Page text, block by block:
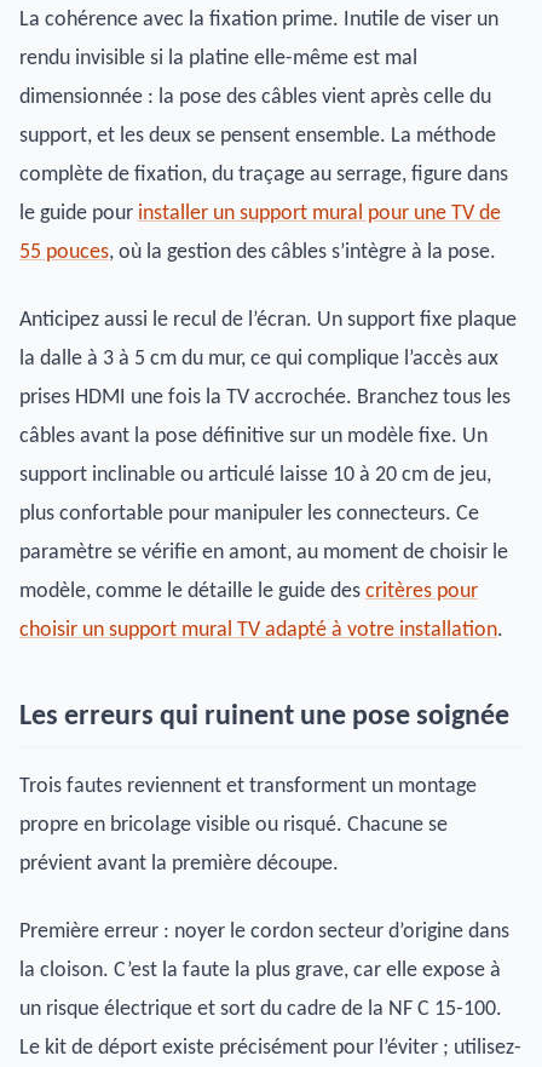
La cohérence avec la fixation prime. Inutile de viser un
rendu invisible si la platine elle-même est mal
dimensionnée : la pose des câbles vient après celle du
support, et les deux se pensent ensemble. La méthode
complète de fixation, du traçage au serrage, figure dans
le guide pour installer un support mural pour une TV de
55 pouces, où la gestion des câbles s’intègre à la pose.
Anticipez aussi le recul de l’écran. Un support fixe plaque
la dalle à 3 à 5 cm du mur, ce qui complique l’accès aux
prises HDMI une fois la TV accrochée. Branchez tous les
câbles avant la pose définitive sur un modèle fixe. Un
support inclinable ou articulé laisse 10 à 20 cm de jeu,
plus confortable pour manipuler les connecteurs. Ce
paramètre se vérifie en amont, au moment de choisir le
modèle, comme le détaille le guide des critères pour
choisir un support mural TV adapté à votre installation.
Les erreurs qui ruinent une pose soignée
Trois fautes reviennent et transforment un montage
propre en bricolage visible ou risqué. Chacune se
prévient avant la première découpe.
Première erreur : noyer le cordon secteur d’origine dans
la cloison. C’est la faute la plus grave, car elle expose à
un risque électrique et sort du cadre de la NF C 15-100.
Le kit de déport existe précisément pour l’éviter ; utilisez-